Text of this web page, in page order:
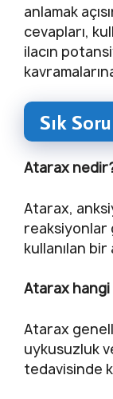
anlamak
cevapları,
ilacın
Sık
Atarax
Atarax,
reaksiyonlar
kullanılan
Atarax hangi
Atarax
uykusuzluk
tedavisinde